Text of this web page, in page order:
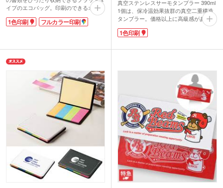
イプのエコバッグ。印刷のできるオリジ
ナルバッグが、激安価格で制作できま
す。軽くて丈夫な不織布素材なので、イ
不織布A4フラットトートバッグは広範
すので、キャラクターを印刷して同人イ
ベントのお土産用バッグにも。100個以
下の小ロットでもご注文可能です。企業
やイベントのイメージカラーに合わせ
て、カラフルな13色からお好きなカラー
を選んでくださいね。
1色印刷 フルカラー印刷
真空ステンレスサーモタンブラー 390ml
1個は、保冷温効果抜群の真空二重構造
タンブラー。価格以上に高級感があり、
ご成約記念品などのノベルティに大人気
です。手に馴染む安定感ある丸みをおび
く、大きな氷もすんなり入ります。冷た
ャンパンゴールド・ネイビー・ブラッ
ク・モカブラウン4色からお選びいただ
1色印刷